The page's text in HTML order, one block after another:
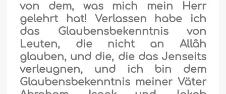
von dem, was mich mein Herr
gelehrt hat! Verlassen habe ich
das Glaubensbekenntnis von
Leuten, die nicht an Allâh
glauben, und die, die das Jenseits
verleugnen, und ich bin dem
Glaubensbekenntnis meiner Väter